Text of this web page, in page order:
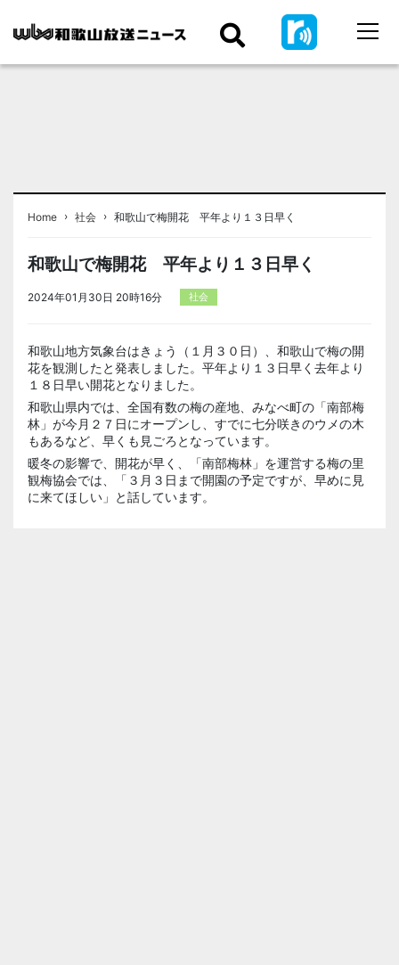
Home › 社会 › 和歌山で梅開花 平年より１３日早く
和歌山で梅開花 平年より１３日早く
2024年01月30日 20時16分 社会
和歌山地方気象台はきょう（１月３０日）、和歌山で梅の開
花を観測したと発表しました。平年より１３日早く去年より
１８日早い開花となりました。
和歌山県内では、全国有数の梅の産地、みなべ町の「南部梅
林」が今月２７日にオープンし、すでに七分咲きのウメの木
もあるなど、早くも見ごろとなっています。
暖冬の影響で、開花が早く、「南部梅林」を運営する梅の里
観梅協会では、「３月３日まで開園の予定ですが、早めに見
に来てほしい」と話しています。